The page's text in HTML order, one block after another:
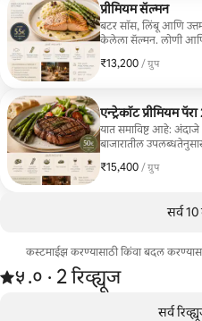
प्रीमियम सॅल्मन
बटर सॉस, लिंबू आणि
केलेला सॅल्मन. लोणी आणि थोडासा जायफळ वापरून बनवलेले मऊ
फ्लेक्ससह सॉटे केलेले हिरवे शतावरी. सीझनल
₹13,200 / ग्रुप
₹13,200, प्रति ग्रुप
एन्ट्रेकॉट प्रीमियम पॅरा
यात समाविष्ट आहे: अंदाजे 1 किलोचे प्रीमियम एंटरकोट (परिपक्व,
बाजारातील उपलब्धतेनुसार). लोणी आणि थोडेसे ट्रफलसह
असेल तर). एक्स्ट्रा व्हर्जिन ऑलिव्ह ऑइल आणि फ्लेक सॉल्टमध्ये
₹15,400 / ग्रुप
₹15,400, प्रति ग्रुप
सर्व
कस्टमाईझ करण्यासाठी किंवा बदल
2 रिव्ह्यूजमधून 5 पैकी ५.० स्टार्स रेटिंग आहे
५.०
,
· 2 रिव्ह्यूज
सर्व